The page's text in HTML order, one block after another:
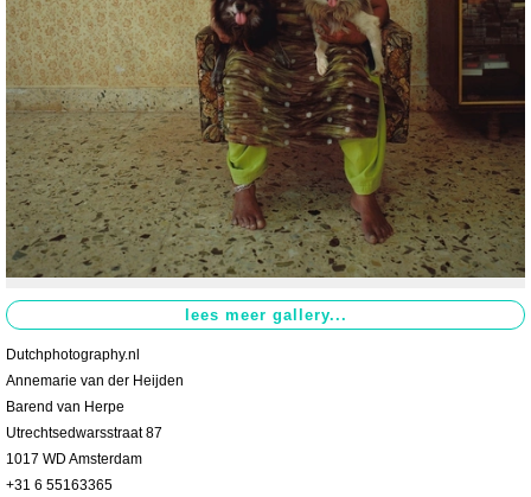
Dutchphotography.nl
Annemarie van der Heijden
Barend van Herpe
Utrechtsedwarsstraat 87
1017 WD Amsterdam
+31 6 55163365